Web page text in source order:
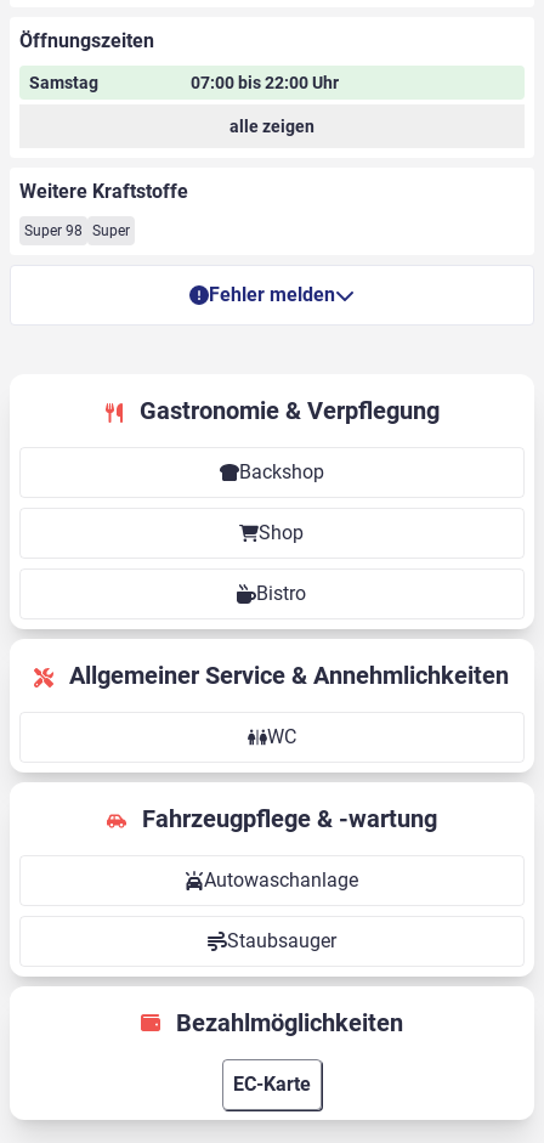
Öffnungszeiten
Samstag 07:00 bis 22:00 Uhr
alle zeigen
Weitere Kraftstoffe
Super 98 Super
Fehler melden
Gastronomie & Verpflegung
Backshop
Shop
Bistro
Allgemeiner Service & Annehmlichkeiten
WC
Fahrzeugpflege & -wartung
Autowaschanlage
Staubsauger
Bezahlmöglichkeiten
EC-Karte